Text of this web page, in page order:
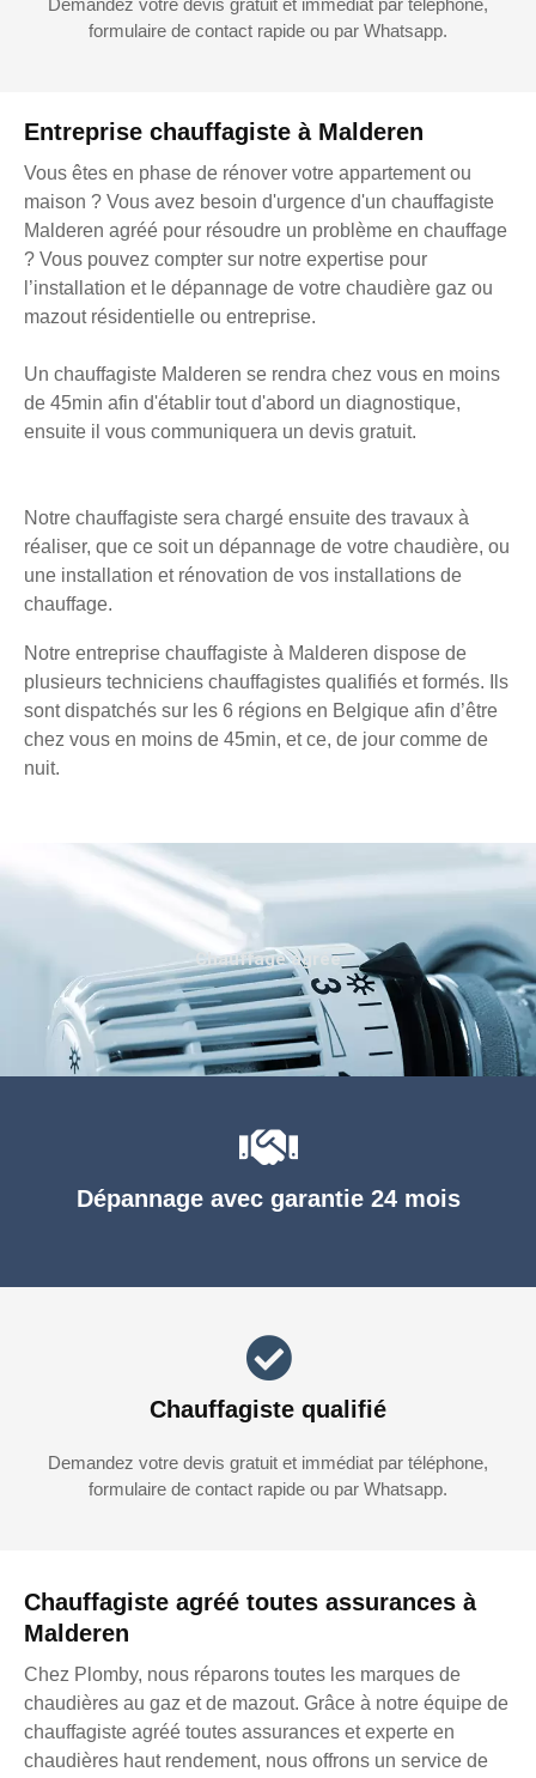
Entreprise chauffagiste à Malderen
Vous êtes en phase de rénover votre appartement ou
maison ? Vous avez besoin d'urgence d'un chauffagiste
Malderen agréé pour résoudre un problème en chauffage
? Vous pouvez compter sur notre expertise pour
l’installation et le dépannage de votre chaudière gaz ou
mazout résidentielle ou entreprise.
Un chauffagiste Malderen se rendra chez vous en moins
de 45min afin d'établir tout d'abord un diagnostique,
ensuite il vous communiquera un devis gratuit.
Notre chauffagiste sera chargé ensuite des travaux à
réaliser, que ce soit un dépannage de votre chaudière, ou
une installation et rénovation de vos installations de
chauffage.
Notre entreprise chauffagiste à Malderen dispose de
plusieurs techniciens chauffagistes qualifiés et formés. Ils
sont dispatchés sur les 6 régions en Belgique afin d’être
chez vous en moins de 45min, et ce, de jour comme de
nuit.
Demandez votre devis gratuit et immédiat par téléphone,
formulaire de contact rapide ou par Whatsapp.
Chauffagiste agréé toutes assurances à
Malderen
Chez Plomby, nous réparons toutes les marques de
chaudières au gaz et de mazout. Grâce à notre équipe de
chauffagiste agréé toutes assurances et experte en
chaudières haut rendement, nous offrons un service de
Dépannage avec garantie 24 mois
Chauffagiste qualifié
Demandez votre devis gratuit et immédiat par téléphone,
formulaire de contact rapide ou par Whatsapp.
Chauffage agréé